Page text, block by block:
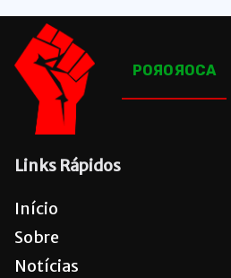
POЯOЯOCA
Links Rápidos
Início
Sobre
Notícias